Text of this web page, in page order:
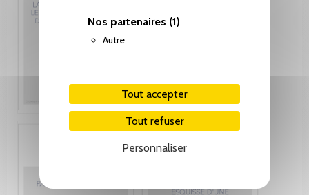
Nos partenaires (1)
Autre
Tout accepter
Tout refuser
Personnaliser